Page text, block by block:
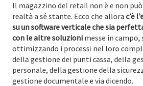
Il magazzino del retail non è e non
realtà a sé stante. Ecco che allora c’è
su un software verticale che sia
con le altre soluzioni messe in
ottimizzando i processi nel loro
della gestione dei punti cassa, della
personale, della gestione della
gestione documentale e via dicendo.